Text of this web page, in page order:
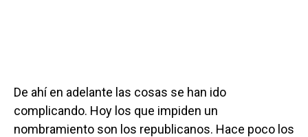
De ahí en adelante las cosas se han ido
complicando. Hoy los que impiden un
nombramiento son los republicanos. Hace poco los